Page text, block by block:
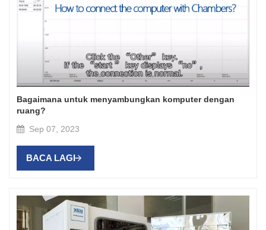
Bagaimana untuk menyambungkan komputer dengan
ruang?
Sep 07, 2023
BACA LAGI